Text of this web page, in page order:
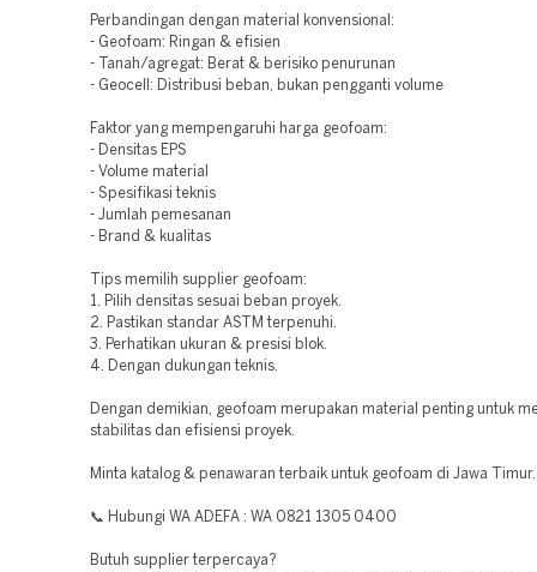
Perbandingan dengan material konvensional:
- Geofoam: Ringan & efisien
- Tanah/agregat: Berat & berisiko penurunan
- Geocell: Distribusi beban, bukan pengganti volume
Faktor yang mempengaruhi harga geofoam:
- Densitas EPS
- Volume material
- Spesifikasi teknis
- Jumlah pemesanan
- Brand & kualitas
Tips memilih supplier geofoam:
1. Pilih densitas sesuai beban proyek.
2. Pastikan standar ASTM terpenuhi.
3. Perhatikan ukuran & presisi blok.
4. Dengan dukungan teknis.
Dengan demikian, geofoam merupakan material penting untuk
stabilitas dan efisiensi proyek.
Minta katalog & penawaran terbaik untuk geofoam di Jawa Timur.
📞 Hubungi WA ADEFA : WA 0821 1305 0400
Butuh supplier terpercaya?